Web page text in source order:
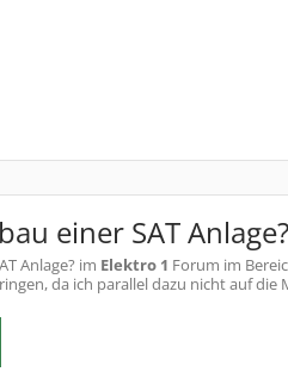
einer SAT Anlage?
Anlage? im Elektro 1 Forum im
da ich parallel dazu nicht auf die